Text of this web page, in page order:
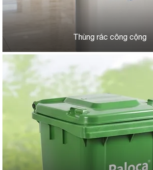
Thùng rác công cộng